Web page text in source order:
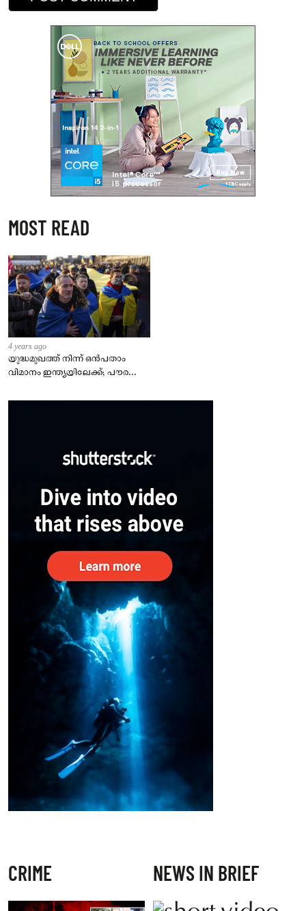
MOST READ
4 years ago
യുദ്ധമുഖത്ത് നിന്ന് ഒൻപതാം
വിമാനം ഇന്ത്യയിലേക്ക്; പൗരന്മാർ
– കേന്ദ്രം
CRIME NEWS IN BRIEF